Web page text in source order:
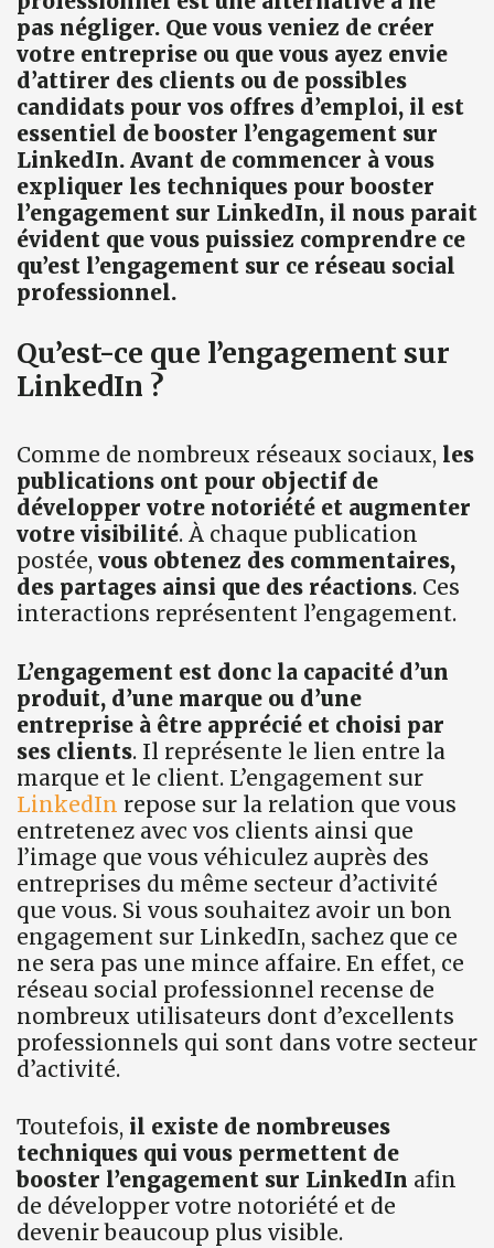
pas négliger. Que vous veniez de créer
votre entreprise ou que vous ayez envie
d’attirer des clients ou de possibles
candidats pour vos offres d’emploi, il est
essentiel de booster l’engagement sur
LinkedIn. Avant de commencer à vous
expliquer les techniques pour booster
l’engagement sur LinkedIn, il nous parait
évident que vous puissiez comprendre ce
qu’est l’engagement sur ce réseau social
professionnel.
Qu’est-ce que l’engagement sur
LinkedIn ?
Comme de nombreux réseaux sociaux, les
publications ont pour objectif de
développer votre notoriété et augmenter
votre visibilité. À chaque publication
postée, vous obtenez des commentaires,
des partages ainsi que des réactions. Ces
interactions représentent l’engagement.
L’engagement est donc la capacité d’un
produit, d’une marque ou d’une
entreprise à être apprécié et choisi par
ses clients. Il représente le lien entre la
marque et le client. L’engagement sur
LinkedIn repose sur la relation que vous
entretenez avec vos clients ainsi que
l’image que vous véhiculez auprès des
entreprises du même secteur d’activité
que vous. Si vous souhaitez avoir un bon
engagement sur LinkedIn, sachez que ce
ne sera pas une mince affaire. En effet, ce
réseau social professionnel recense de
nombreux utilisateurs dont d’excellents
professionnels qui sont dans votre secteur
d’activité.
Toutefois, il existe de nombreuses
techniques qui vous permettent de
booster l’engagement sur LinkedIn afin
de développer votre notoriété et de
devenir beaucoup plus visible.